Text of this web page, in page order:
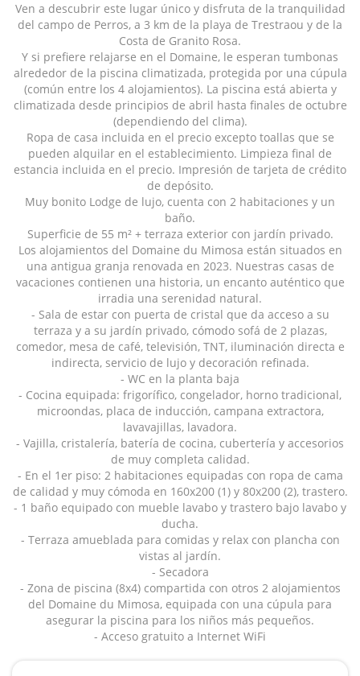
Ven a descubrir este lugar único y disfruta de la tranquilidad
del campo de Perros, a 3 km de la playa de Trestraou y de la
Costa de Granito Rosa.
Y si prefiere relajarse en el Domaine, le esperan tumbonas
alrededor de la piscina climatizada, protegida por una cúpula
(común entre los 4 alojamientos). La piscina está abierta y
climatizada desde principios de abril hasta finales de octubre
(dependiendo del clima).
Ropa de casa incluida en el precio excepto toallas que se
pueden alquilar en el establecimiento. Limpieza final de
estancia incluida en el precio. Impresión de tarjeta de crédito
de depósito.
Muy bonito Lodge de lujo, cuenta con 2 habitaciones y un
baño.
Superficie de 55 m² + terraza exterior con jardín privado.
Los alojamientos del Domaine du Mimosa están situados en
una antigua granja renovada en 2023. Nuestras casas de
vacaciones contienen una historia, un encanto auténtico que
irradia una serenidad natural.
- Sala de estar con puerta de cristal que da acceso a su
terraza y a su jardín privado, cómodo sofá de 2 plazas,
comedor, mesa de café, televisión, TNT, iluminación directa e
indirecta, servicio de lujo y decoración refinada.
- WC en la planta baja
- Cocina equipada: frigorífico, congelador, horno tradicional,
microondas, placa de inducción, campana extractora,
lavavajillas, lavadora.
- Vajilla, cristalería, batería de cocina, cubertería y accesorios
de muy completa calidad.
- En el 1er piso: 2 habitaciones equipadas con ropa de cama
de calidad y muy cómoda en 160x200 (1) y 80x200 (2), trastero.
- 1 baño equipado con mueble lavabo y trastero bajo lavabo y
ducha.
- Terraza amueblada para comidas y relax con plancha con
vistas al jardín.
- Secadora
- Zona de piscina (8x4) compartida con otros 2 alojamientos
del Domaine du Mimosa, equipada con una cúpula para
asegurar la piscina para los niños más pequeños.
- Acceso gratuito a Internet WiFi